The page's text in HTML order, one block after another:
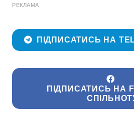
РЕКЛАМА
ПІДПИСАТИСЬ НА
ПІДПИСАТИСЬ НА